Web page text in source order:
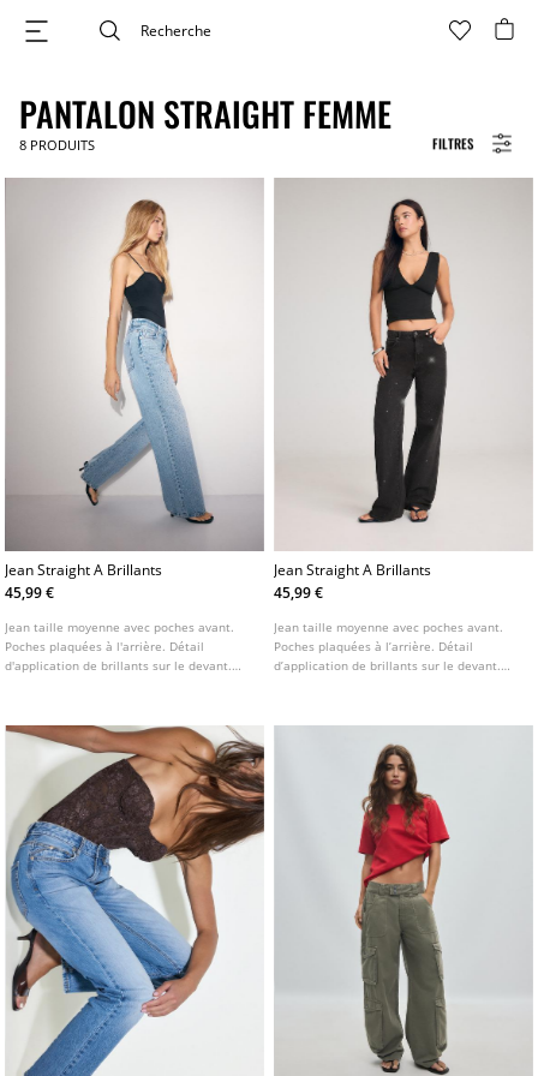
FILTRES
PANTALON STRAIGHT FEMME
8 PRODUITS
Jean Straight A Brillants
45,99 €
Jean taille moyenne avec poches avant.
Poches plaquées à l'arrière. Détail
d'application de brillants sur le devant.
Jean Straight A Brillants
45,99 €
Jean taille moyenne avec poches avant.
Poches plaquées à l’arrière. Détail
d’application de brillants sur le devant.